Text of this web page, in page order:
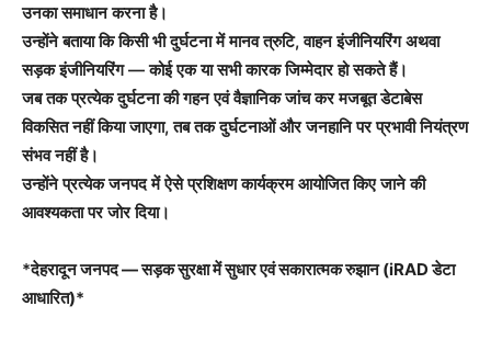
उनका समाधान करना है।
उन्होंने बताया कि किसी भी दुर्घटना में मानव त्रुटि, वाहन इंजीनियरिंग अथवा
सड़क इंजीनियरिंग — कोई एक या सभी कारक जिम्मेदार हो सकते हैं।
जब तक प्रत्येक दुर्घटना की गहन एवं वैज्ञानिक जांच कर मजबूत डेटाबेस
विकसित नहीं किया जाएगा, तब तक दुर्घटनाओं और जनहानि पर प्रभावी नियंत्रण
संभव नहीं है।
उन्होंने प्रत्येक जनपद में ऐसे प्रशिक्षण कार्यक्रम आयोजित किए जाने की
आवश्यकता पर जोर दिया।
*देहरादून जनपद — सड़क सुरक्षा में सुधार एवं सकारात्मक रुझान (iRAD डेटा
आधारित)*